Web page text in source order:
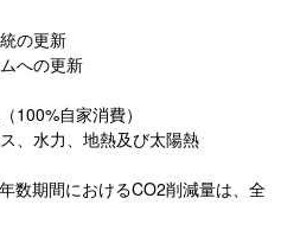
の更新
への更新
⾃家消費）
⽔⼒、地熱及び太陽熱
数期間におけるCO2削減量は、全